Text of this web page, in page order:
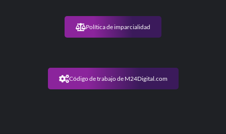
Política de imparcialidad
Código de trabajo de M24Digital.com